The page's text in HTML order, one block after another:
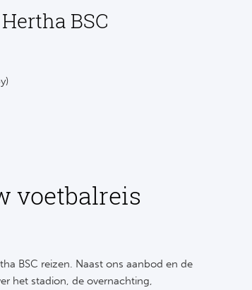
BSC
voetbalreis
BSC reizen. Naast ons aanbod en de
het stadion, de overnachting,